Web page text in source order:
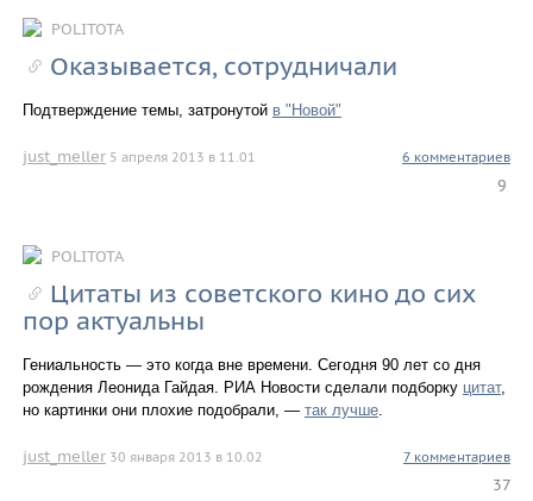
POLITOTA
Оказывается, сотрудничали
Подтверждение темы, затронутой в "Новой"
just_meller 5 апреля 2013 в 11.01 6 комментариев
9
POLITOTA
Цитаты из советского кино до сих
пор актуальны
Гениальность — это когда вне времени. Сегодня 90 лет со дня
рождения Леонида Гайдая. РИА Новости сделали подборку цитат,
но картинки они плохие подобрали, — так лучше.
just_meller 30 января 2013 в 10.02 7 комментариев
37